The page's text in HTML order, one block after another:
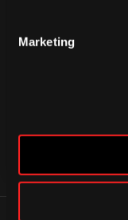
Marketing